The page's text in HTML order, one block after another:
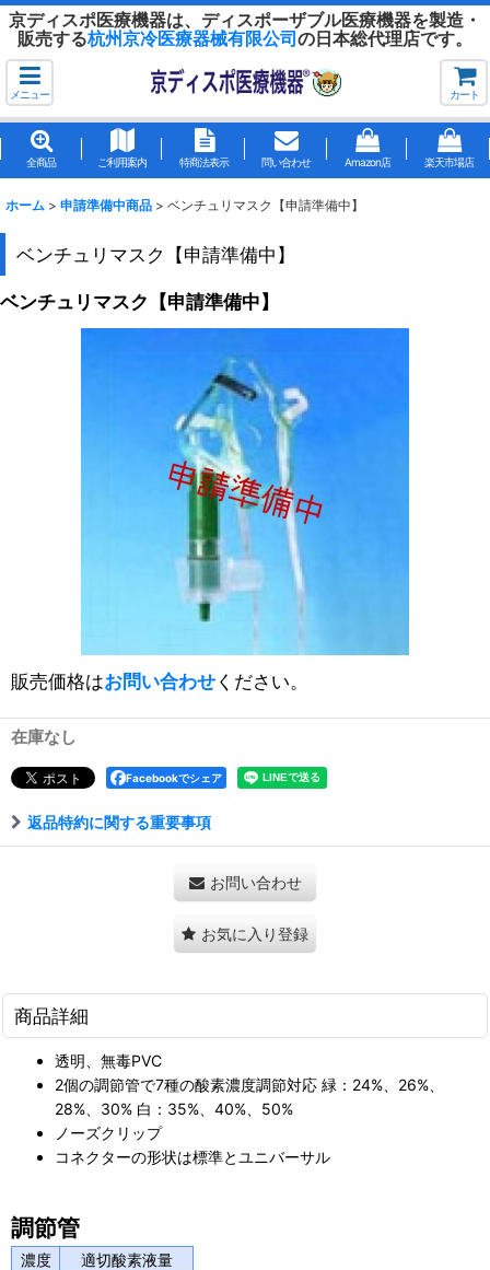
京ディスポ医療機器は、ディスポーザブル医療機器を製造・
販売する杭州京冷医療器械有限公司の日本総代理店です。
メニュー カート
全商品 ご利用案内 特商法表示 問い合わせ Amazon店 楽天市場店
ホーム > 申請準備中商品 > ベンチュリマスク【申請準備中】
ベンチュリマスク【申請準備中】
ベンチュリマスク【申請準備中】
販売価格はお問い合わせください。
在庫なし
Facebookでシェア
返品特約に関する重要事項
お問い合わせ
お気に入り登録
商品詳細
透明、無毒PVC
2個の調節管で7種の酸素濃度調節対応 緑：24%、26%、
28%、30% 白：35%、40%、50%
ノーズクリップ
コネクターの形状は標準とユニバーサル
調節管
濃度
適切酸素液量